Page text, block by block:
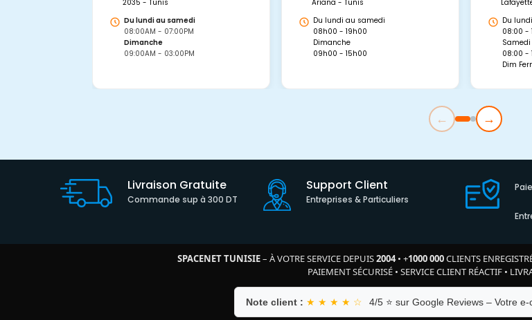
2035 - Tunis
Du lundi au samedi
08:00AM - 07:00PM
Dimanche
09:00AM - 03:00PM
Ariana - Tunis
Du lundi au samedi
08h00 - 19h00
Dimanche
09h00 - 15h00
Du
08:00 -
Samedi
08:00 -
Dim
← →
Livraison Gratuite
Commande sup à 300 DT
Support Client
Entreprises & Particuliers
SPACENET TUNISIE– À VOTRE SERVICE DEPUIS2004• +1000 000CLIENTS
PAIEMENT SÉCURISÉ • SERVICE CLIENT RÉACTIF •
Note client : ★ ★ ★ ★ ☆ 4/5 ⭐ sur Google Reviews – Votre